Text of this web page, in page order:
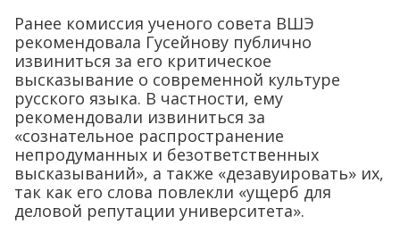
Ранее комиссия ученого совета ВШЭ
рекомендовала Гусейнову публично
извиниться за его критическое
высказывание о современной культуре
русского языка. В частности, ему
рекомендовали извиниться за
«сознательное распространение
непродуманных и безответственных
высказываний», а также «дезавуировать» их,
так как его слова повлекли «ущерб для
деловой репутации университета».